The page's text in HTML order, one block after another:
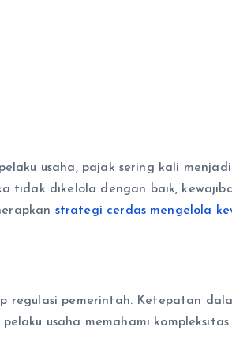
usaha, pajak sering kali menjadi
tidak dikelola dengan baik,
strategi cerdas mengelola
regulasi pemerintah. Ketepatan
usaha memahami